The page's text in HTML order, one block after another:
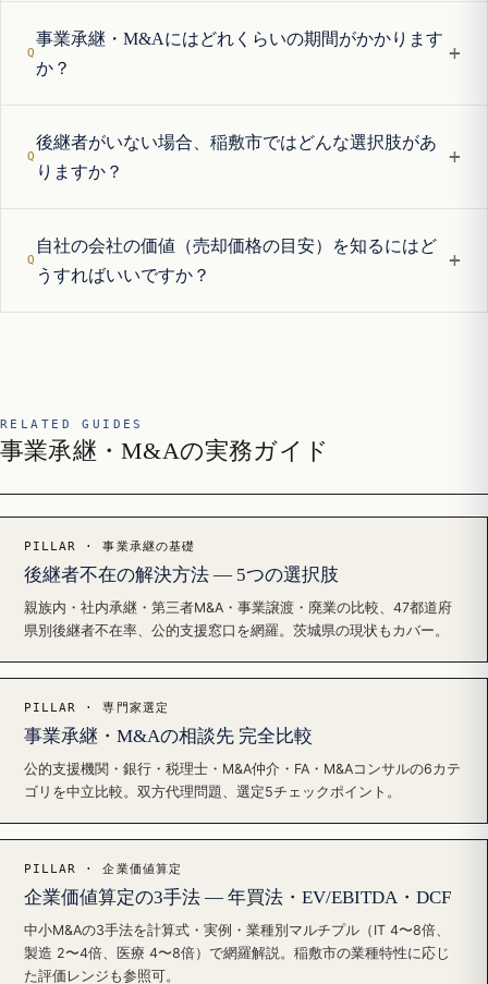
事業承継・M&Aにはどれくらいの期間がかかります
か？
+
後継者がいない場合、稲敷市ではどんな選択肢があ
りますか？
+
自社の会社の価値（売却価格の目安）を知るにはど
うすればいいですか？
+
RELATED GUIDES
事業承継・M&Aの実務ガイド
PILLAR · 事業承継の基礎
後継者不在の解決方法 — 5つの選択肢
親族内・社内承継・第三者M&A・事業譲渡・廃業の比較、47都道府
県別後継者不在率、公的支援窓口を網羅。茨城県の現状もカバー。
PILLAR · 専門家選定
事業承継・M&Aの相談先 完全比較
公的支援機関・銀行・税理士・M&A仲介・FA・M&Aコンサルの6カテ
ゴリを中立比較。双方代理問題、選定5チェックポイント。
PILLAR · 企業価値算定
企業価値算定の3手法 — 年買法・EV/EBITDA・DCF
中小M&Aの3手法を計算式・実例・業種別マルチプル（IT 4〜8倍、
製造 2〜4倍、医療 4〜8倍）で網羅解説。稲敷市の業種特性に応じ
た評価レンジも参照可。